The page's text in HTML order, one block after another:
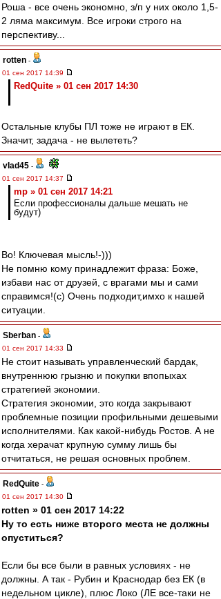
Роша - все очень экономно, з/п у них около 1,5-
2 ляма максимум. Все игроки строго на
перспективу...
rotten -
01 сен 2017 14:39
RedQuite » 01 сен 2017 14:30
Остальные клубы ПЛ тоже не играют в ЕК.
Значит, задача - не вылететь?
vlad45 -
01 сен 2017 14:37
mp » 01 сен 2017 14:21
Если профессионалы дальше мешать не
будут)
Во! Ключевая мысль!-)))
Не помню кому принадлежит фраза: Боже,
избави нас от друзей, с врагами мы и сами
справимся!(с) Очень подходит,имхо к нашей
ситуации.
Sberban -
01 сен 2017 14:33
Не стоит называть управленческий бардак,
внутреннюю грызню и покупки впопыхах
стратегией экономии.
Стратегия экономии, это когда закрывают
проблемные позиции профильными дешевыми
исполнителями. Как какой-нибудь Ростов. А не
когда херачат крупную сумму лишь бы
отчитаться, не решая основных проблем.
RedQuite -
01 сен 2017 14:30
rotten » 01 сен 2017 14:22
Ну то есть ниже второго места не должны
опуститься?
Если бы все были в равных условиях - не
должны. А так - Рубин и Краснодар без ЕК (в
недельном цикле), плюс Локо (ЛЕ все-таки не